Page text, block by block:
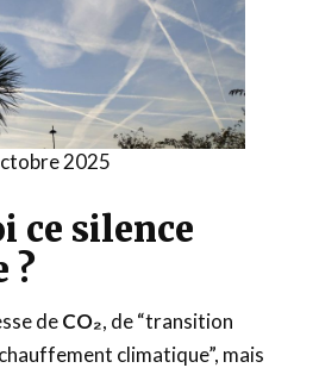
2025
ce silence
?
deCO₂, de “transition
climatique”, mais